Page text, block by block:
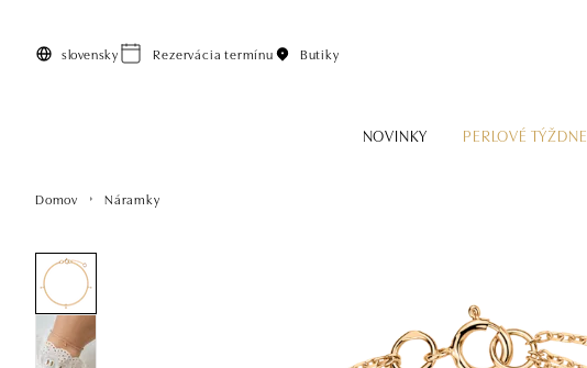
slovensky Rezervácia termínu Butiky
NOVINKY PERLOVÉ TÝŽDNE
Domov Náramky